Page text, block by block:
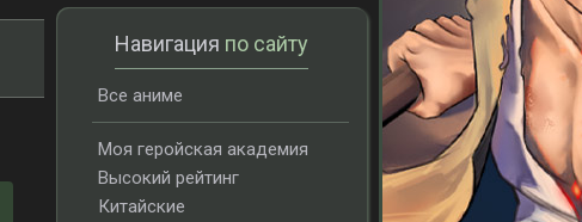
Навигация по сайту
Все аниме
Моя геройская академия
Высокий рейтинг
Китайские